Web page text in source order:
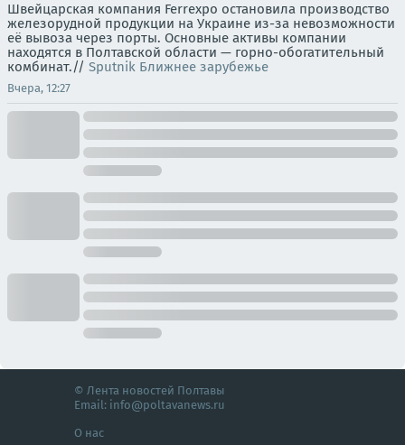
Швейцарская компания Ferrexpo остановила производство
железорудной продукции на Украине из-за невозможности
её вывоза через порты. Основные активы компании
находятся в Полтавской области — горно-обогатительный
комбинат.// Sputnik Ближнее зарубежье
Вчера, 12:27
© Лента новостей Полтавы
Email: info@poltavanews.ru
О нас